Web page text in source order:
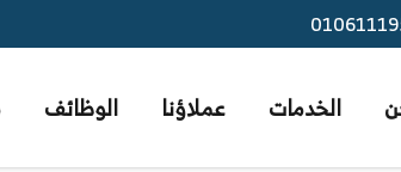
الخدمات عملاؤنا الوظائف